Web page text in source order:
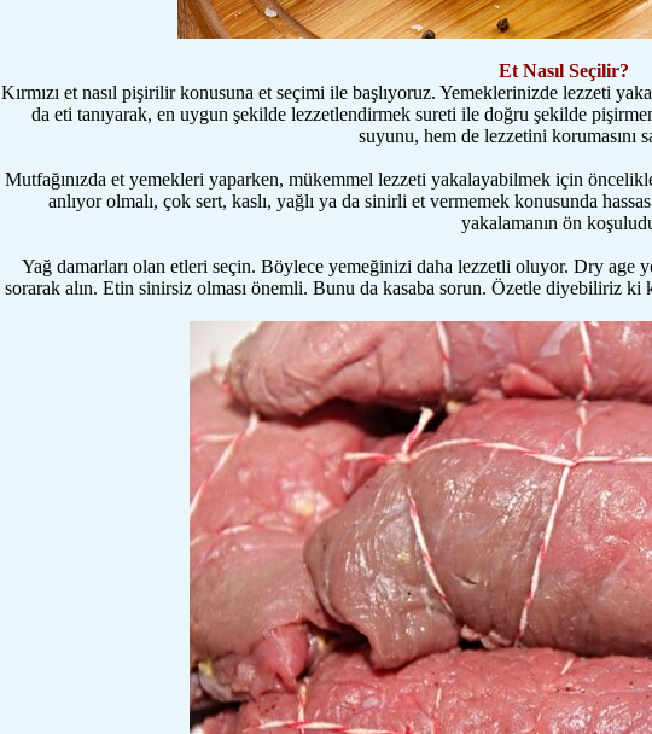
Et Nasıl Seçilir?
Kırmızı et nasıl pişirilir konusuna et seçimi ile başlıyoruz. Yemeklerinizde lezzeti
da eti tanıyarak, en uygun şekilde lezzetlendirmek sureti ile doğru şekilde
suyunu, hem de lezzetini korumasını
Mutfağınızda et yemekleri yaparken, mükemmel lezzeti yakalayabilmek için
anlıyor olmalı, çok sert, kaslı, yağlı ya da sinirli et vermemek konusunda
yakalamanın ön
Yağ damarları olan etleri seçin. Böylece yemeğinizi daha lezzetli oluyor. Dry age
sorarak alın. Etin sinirsiz olması önemli. Bunu da kasaba sorun. Özetle diyebiliriz